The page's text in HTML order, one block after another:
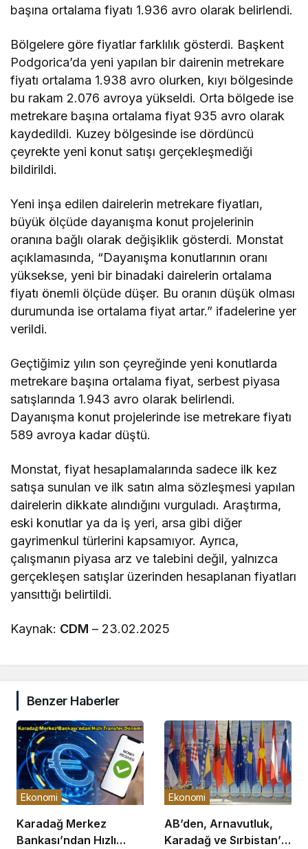
başına ortalama fiyatı 1.936 avro olarak belirlendi.
Bölgelere göre fiyatlar farklılık gösterdi. Başkent
Podgorica’da yeni yapılan bir dairenin metrekare
fiyatı ortalama 1.938 avro olurken, kıyı bölgesinde
bu rakam 2.076 avroya yükseldi. Orta bölgede ise
metrekare başına ortalama fiyat 935 avro olarak
kaydedildi. Kuzey bölgesinde ise dördüncü
çeyrekte yeni konut satışı gerçekleşmediği
bildirildi.
Yeni inşa edilen dairelerin metrekare fiyatları,
büyük ölçüde dayanışma konut projelerinin
oranına bağlı olarak değişiklik gösterdi. Monstat
açıklamasında, “Dayanışma konutlarının oranı
yüksekse, yeni bir binadaki dairelerin ortalama
fiyatı önemli ölçüde düşer. Bu oranın düşük olması
durumunda ise ortalama fiyat artar.” ifadelerine yer
verildi.
Geçtiğimiz yılın son çeyreğinde yeni konutlarda
metrekare başına ortalama fiyat, serbest piyasa
satışlarında 1.943 avro olarak belirlendi.
Dayanışma konut projelerinde ise metrekare fiyatı
589 avroya kadar düştü.
Monstat, fiyat hesaplamalarında sadece ilk kez
satışa sunulan ve ilk satın alma sözleşmesi yapılan
dairelerin dikkate alındığını vurguladı. Araştırma,
eski konutlar ya da iş yeri, arsa gibi diğer
gayrimenkul türlerini kapsamıyor. Ayrıca,
çalışmanın piyasa arz ve talebini değil, yalnızca
gerçekleşen satışlar üzerinden hesaplanan fiyatları
yansıttığı belirtildi.
Kaynak: CDM – 23.02.2025
Benzer Haberler
Karadağ Merkez
Bankası’ndan Hızlı
Ekonomi
AB’den, Arnavutluk,
Karadağ ve Sırbistan’a
Ekonomi